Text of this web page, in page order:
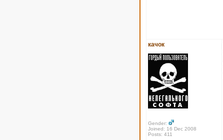
качок
Gender:
Joined: 16 Dec 2008
Posts: 411